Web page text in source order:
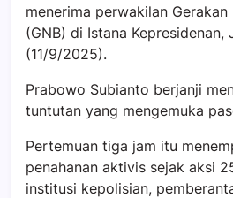
menerima perwakilan Gerakan
(GNB) di Istana Kepresidenan,
(11/9/2025).
Prabowo Subianto berjanji
tuntutan yang mengemuka
Pertemuan tiga jam itu
penahanan aktivis sejak aksi
institusi kepolisian,